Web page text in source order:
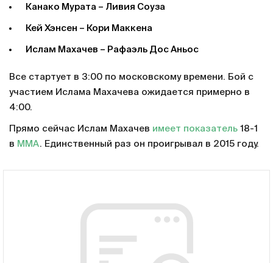
Канако Мурата – Ливия Соуза
Кей Хэнсен – Кори Маккена
Ислам Махачев – Рафаэль Дос Аньос
Все стартует в 3:00 по московскому времени. Бой с
участием Ислама Махачева ожидается примерно в
4:00.
Прямо сейчас Ислам Махачев имеет показатель 18-1
в MMA. Единственный раз он проигрывал в 2015 году.